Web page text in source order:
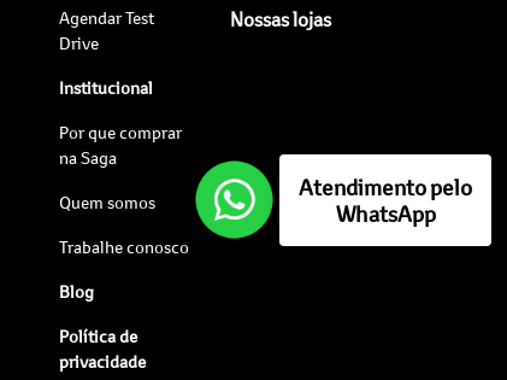
Agendar Test
Drive
Institucional
Por que comprar
na Saga
Quem somos
Trabalhe conosco
Blog
Política de
privacidade
Nossas lojas
Atendimento pelo
WhatsApp